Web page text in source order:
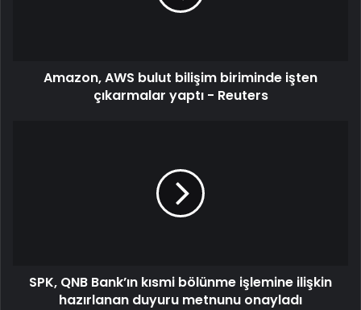
Amazon, AWS bulut bilişim biriminde işten
çıkarmalar yaptı - Reuters
SPK, QNB Bank’ın kısmi bölünme işlemine ilişkin
hazırlanan duyuru metnunu onayladı